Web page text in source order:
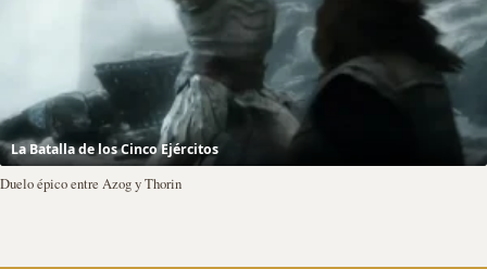
La Batalla de los Cinco Ejércitos
Duelo épico entre Azog y Thorin